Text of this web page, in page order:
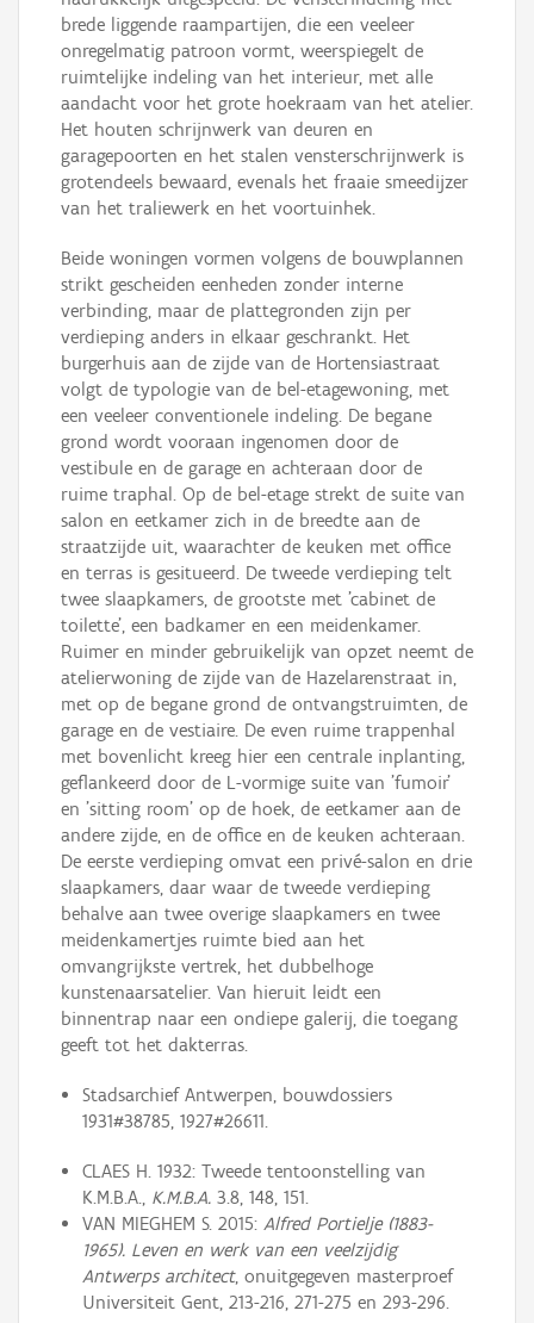
brede liggende raampartijen, die een veeleer
onregelmatig patroon vormt, weerspiegelt de
ruimtelijke indeling van het interieur, met alle
aandacht voor het grote hoekraam van het atelier.
Het houten schrijnwerk van deuren en
garagepoorten en het stalen vensterschrijnwerk is
grotendeels bewaard, evenals het fraaie smeedijzer
van het traliewerk en het voortuinhek.
Beide woningen vormen volgens de bouwplannen
strikt gescheiden eenheden zonder interne
verbinding, maar de plattegronden zijn per
verdieping anders in elkaar geschrankt. Het
burgerhuis aan de zijde van de Hortensiastraat
volgt de typologie van de bel-etagewoning, met
een veeleer conventionele indeling. De begane
grond wordt vooraan ingenomen door de
vestibule en de garage en achteraan door de
ruime traphal. Op de bel-etage strekt de suite van
salon en eetkamer zich in de breedte aan de
straatzijde uit, waarachter de keuken met office
en terras is gesitueerd. De tweede verdieping telt
twee slaapkamers, de grootste met 'cabinet de
toilette', een badkamer en een meidenkamer.
Ruimer en minder gebruikelijk van opzet neemt de
atelierwoning de zijde van de Hazelarenstraat in,
met op de begane grond de ontvangstruimten, de
garage en de vestiaire. De even ruime trappenhal
met bovenlicht kreeg hier een centrale inplanting,
geflankeerd door de L-vormige suite van 'fumoir'
en 'sitting room' op de hoek, de eetkamer aan de
andere zijde, en de office en de keuken achteraan.
De eerste verdieping omvat een privé-salon en drie
slaapkamers, daar waar de tweede verdieping
behalve aan twee overige slaapkamers en twee
meidenkamertjes ruimte bied aan het
omvangrijkste vertrek, het dubbelhoge
kunstenaarsatelier. Van hieruit leidt een
binnentrap naar een ondiepe galerij, die toegang
geeft tot het dakterras.
Stadsarchief Antwerpen, bouwdossiers
1931#38785, 1927#26611.
CLAES H. 1932: Tweede tentoonstelling van
K.M.B.A., K.M.B.A.3.8, 148, 151.
VAN MIEGHEM S. 2015: Alfred Portielje (1883-
1965). Leven en werk van een veelzijdig
Antwerps architect, onuitgegeven masterproef
Universiteit Gent, 213-216, 271-275 en 293-296.